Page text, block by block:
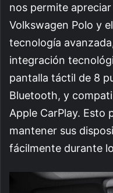
nos permite
Volkswagen Polo y
tecnología
integración
pantalla táctil de 8
Bluetooth, y
Apple CarPlay. Esto
mantener sus
fácilmente durante